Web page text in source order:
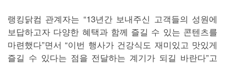
랭킹닭컴 관계자는 “13년간 보내주신 고객들의 성원에
보답하고자 다양한 혜택과 함께 즐길 수 있는 콘텐츠를
마련했다”면서 “이번 행사가 건강식도 재미있고 맛있게
즐길 수 있다는 점을 전달하는 계기가 되길 바란다”고